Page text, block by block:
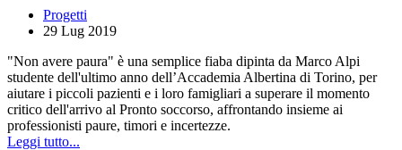
Progetti
29 Lug 2019
"Non avere paura" è una semplice fiaba dipinta da Marco Alpi
studente dell'ultimo anno dell’Accademia Albertina di Torino, per
aiutare i piccoli pazienti e i loro famigliari a superare il momento
critico dell'arrivo al Pronto soccorso, affrontando insieme ai
professionisti paure, timori e incertezze.
Leggi tutto...